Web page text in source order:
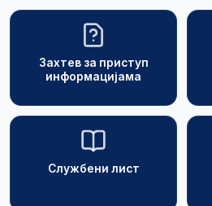
Захтев за приступ
информацијама
Службени лист